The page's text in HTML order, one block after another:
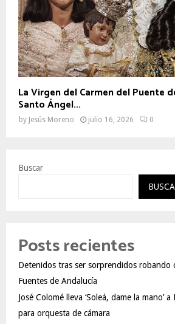
La Virgen del Carmen del Puente
Santo Ángel...
by Jesús Moreno julio 16, 2026 0
Buscar
Posts recientes
Detenidos tras ser sorprendidos robando
Fuentes de Andalucía
José Colomé lleva ‘Soleá, dame la mano’
para orquesta de cámara